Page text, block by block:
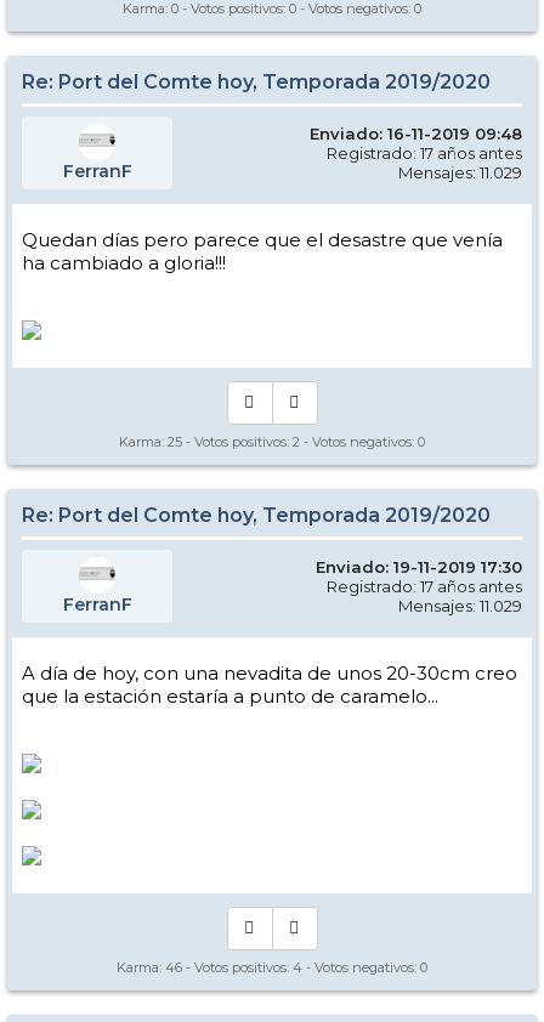
Karma: 0 - Votos positivos: 0 - Votos negativos: 0
Re: Port del Comte hoy, Temporada 2019/2020
FerranF
Enviado: 16-11-2019 09:48
Registrado: 17 años antes
Mensajes: 11.029
Quedan días pero parece que el desastre que venía
ha cambiado a gloria!!!
Karma: 25 - Votos positivos: 2 - Votos negativos: 0
Re: Port del Comte hoy, Temporada 2019/2020
FerranF
Enviado: 19-11-2019 17:30
Registrado: 17 años antes
Mensajes: 11.029
A día de hoy, con una nevadita de unos 20-30cm creo
que la estación estaría a punto de caramelo...
Karma: 46 - Votos positivos: 4 - Votos negativos: 0